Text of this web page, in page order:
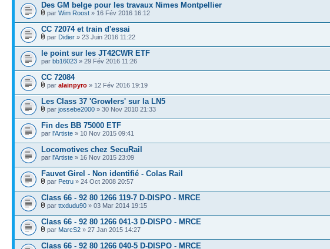
Des GM belge pour les travaux Nimes Montpellier
par Wim Roost » 16 Fév 2016 16:12
CC 72074 et train d'essai
par Didier » 23 Juin 2016 11:22
le point sur les JT42CWR ETF
par bb16023 » 29 Fév 2016 11:26
CC 72084
par alainpyro » 12 Fév 2016 19:19
Les Class 37 'Growlers' sur la LN5
par jossebe2000 » 30 Nov 2010 21:33
Fin des BB 75000 ETF
par l'Artiste » 10 Nov 2015 09:41
Locomotives chez SecuRail
par l'Artiste » 16 Nov 2015 23:09
Fauvet Girel - Non identifié - Colas Rail
par Petru » 24 Oct 2008 20:57
Class 66 - 92 80 1266 119-7 D-DISPO - MRCE
par ttxdudu90 » 03 Mar 2014 19:15
Class 66 - 92 80 1266 041-3 D-DISPO - MRCE
par MarcS2 » 27 Jan 2015 14:27
Class 66 - 92 80 1266 040-5 D-DISPO - MRCE